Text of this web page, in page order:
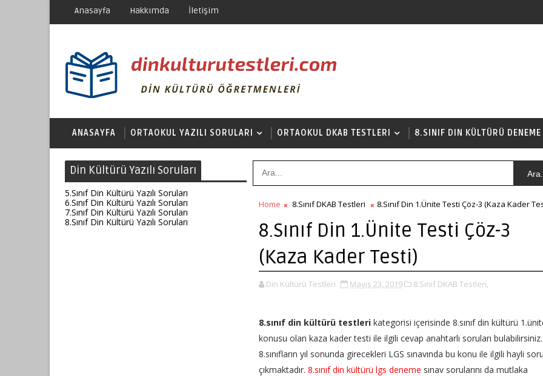
Anasayfa Hakkımda İletişim
ANASAYFA ORTAOKUL YAZILI SORULARI ORTAOKUL DKAB TESTLERI 8.SINIF DIN KÜLTÜRÜ
Din Kültürü Yazılı Soruları
5.Sınıf Din Kültürü Yazılı Soruları
6.Sınıf Din Kültürü Yazılı Soruları
7.Sınıf Din Kültürü Yazılı Soruları
8.Sınıf Din Kültürü Yazılı Soruları
Home 8.Sınıf DKAB Testleri 8.Sınıf Din 1.Ünite Testi Çöz-3 (Kaza Kader
8.Sınıf Din 1.Ünite Testi Çöz-3
(Kaza Kader Testi)
Din Kültürü Testleri Mayıs 23, 2019 8.Sınıf DKAB Testleri,
8.sınıf din kültürü testleri kategorisi içerisinde 8.sınıf din kültürü
konusu olan kaza kader testi ile ilgili cevap anahtarlı soruları bulabilirsiniz.
8.sınıfların yıl sonunda girecekleri LGS sınavında bu konu ile ilgili hayli
çıkmaktadır. 8.sınıf din kültürü lgs deneme sınav sorularını da mutlaka